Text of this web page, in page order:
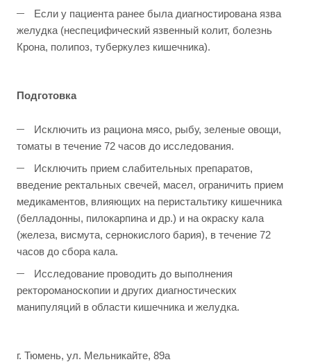
Если у пациента ранее была диагностирована язва
желудка (неспецифический язвенный колит, болезнь
Крона, полипоз, туберкулез кишечника).
Подготовка
Исключить из рациона мясо, рыбу, зеленые овощи,
томаты в течение 72 часов до исследования.
Исключить прием слабительных препаратов,
введение ректальных свечей, масел, ограничить прием
медикаментов, влияющих на перистальтику кишечника
(белладонны, пилокарпина и др.) и на окраску кала
(железа, висмута, сернокислого бария), в течение 72
часов до сбора кала.
Исследование проводить до выполнения
ректороманоскопии и других диагностических
манипуляций в области кишечника и желудка.
г. Тюмень, ул. Мельникайте, 89а